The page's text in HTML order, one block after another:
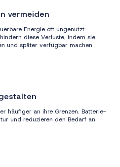
vermeiden
Energie oft ungenutzt
diese Verluste, indem sie
und später verfügbar machen.
häufiger an ihre Grenzen. Batterie-
und reduzieren den Bedarf an